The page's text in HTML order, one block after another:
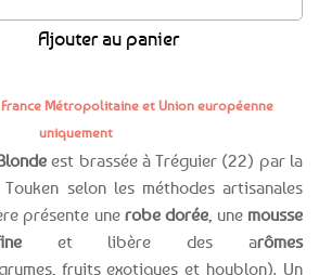
Métropolitaine et Union européenne
uniquement
est brassée à Tréguier (22) par la
selon les méthodes artisanales
présente unerobe dorée, une mousse
et libère des arômes
fruits exotiques et houblon). Un
Ajouter au panier